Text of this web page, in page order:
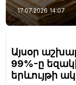
17.07.2026 14:07
Այսօր
99%-ը
երևույթի